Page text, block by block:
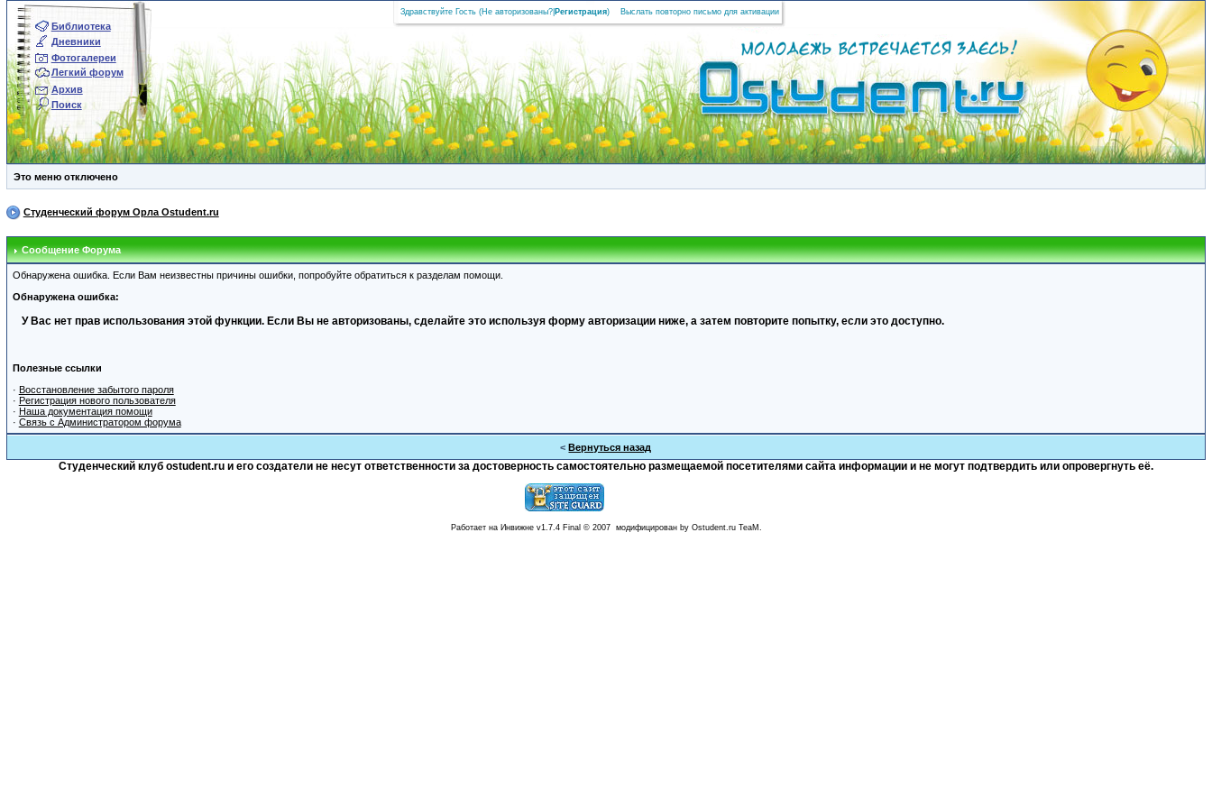
Библиотека
Дневники
Фотогалереи
Легкий форум
Архив
Поиск
Здравствуйте Гость (Не авторизованы? Регистрация) Выслать повторно письмо для активации
Это меню отключено
Студенческий форум Орла Ostudent.ru
Сообщение Форума
Обнаружена ошибка. Если Вам неизвестны причины ошибки, попробуйте обратиться к разделам помощи.
Обнаружена ошибка:
У Вас нет прав использования этой функции. Если Вы не авторизованы, сделайте это используя форму авторизации ниже, а затем повторите попытку, если это доступно.
Полезные ссылки
· Восстановление забытого пароля
· Регистрация нового пользователя
· Наша документация помощи
· Связь с Администратором форума
<Вернуться назад
Студенческий клуб ostudent.ru и его создатели не несут ответственности за достоверность самостоятельно размещаемой посетителями сайта информации и не могут подтвердить или опровергнуть её.
Работает на Инвижне v1.7.4 Final © 2007 модифицирован by Ostudent.ru TeaM.